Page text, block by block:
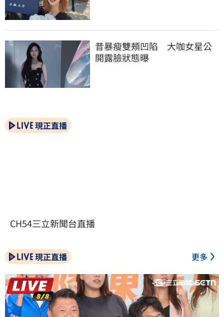
昔暴瘦雙頰凹陷　大咖女星公
開露臉狀態曝
現正直播
CH54三立新聞台直播
現正直播 更多